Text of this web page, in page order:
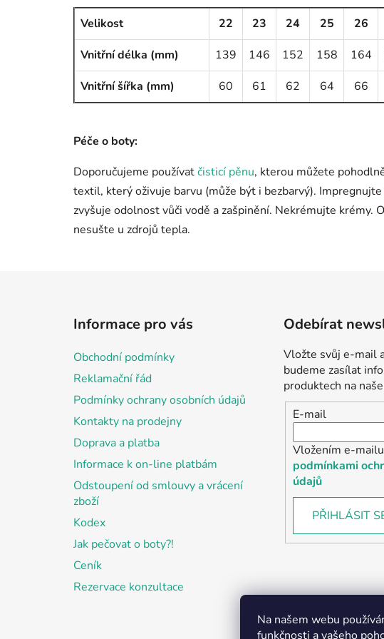
Na našem webu
funkčnosti a vašeho
Velikost 22 23 24 25 26
Vnitřní délka (mm)
139 146 152 158 164
Vnitřní šířka (mm)
60 61 62 64 66
Péče o boty:
Doporučujeme používatčisticí pěnu, kterou můžete
textil, který oživuje barvu (může být i bezbarvý). Impregnujte
zvyšuje odolnost vůči vodě a zašpinění. Nekrémujte krémy.
nesušte u zdrojů tepla.
Informace pro vás
Obchodní podmínky
Reklamační řád
Podmínky ochrany osobních údajů
Kontakty na prodejny
Doprava a platba
Informace k on-line platbám
Odstoupení od smlouvy a vrácení
zboží
Kodex
Jak pečovat o boty?!
Ceník
Rezervace konzultace
Odebírat
Vložte svůj e-mail
budeme zasílat
produktech na
E-mail
Vložením e-
podmínkami
údajů
PŘIHLÁSIT